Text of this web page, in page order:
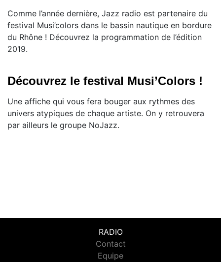
Comme l’année dernière, Jazz radio est partenaire du
festival Musi’colors dans le bassin nautique en bordure
du Rhône ! Découvrez la programmation de l’édition
2019.
Découvrez le festival Musi’Colors !
Une affiche qui vous fera bouger aux rythmes des
univers atypiques de chaque artiste. On y retrouvera
par ailleurs le groupe NoJazz.
RADIO
Contact
Equipe